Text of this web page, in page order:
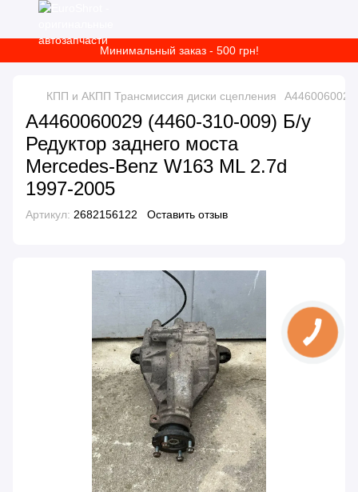
Минимальный заказ - 500 грн!
КПП и АКПП Трансмиссия диски сцепления
A4460060029 (4460-310-009) Б/у
Редуктор заднего моста
Mercedes-Benz W163 ML 2.7d
1997-2005
Артикул: 2682156122 Оставить отзыв